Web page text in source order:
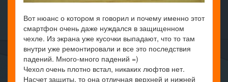
Вот нюанс о котором я говорил и почему именно этот
смартфон очень даже нуждался в защищенном
чехле. Из экрана уже кусочки выпадают, что то там
внутри уже ремонтировали и все это последствия
падений. Много-много падений =)
Чехол очень плотно встал, никаких люфтов нет.
Насчет защиты, то она отличная верхней и нижней